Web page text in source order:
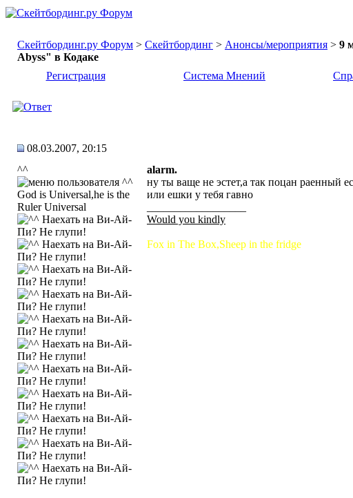
Скейтбординг.ру Форум > Скейтбординг > Анонсы/мероприятия > 9
Abyss" в Кодаке
Регистрация
Система Мнений
08.03.2007, 20:15
^^
God is Universal,he is the
Ruler Universal
alarm.
ну ты ваще не эстет,а так поцан раенный
или ешки у тебя гавно
Would you kindly
Fox in The Box,Sheep in the fridge